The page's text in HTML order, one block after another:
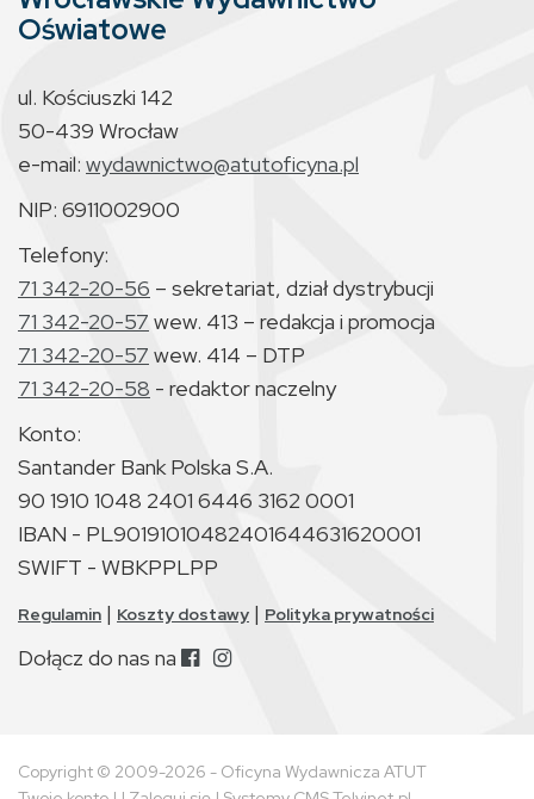
Oświatowe
ul. Kościuszki 142
50-439 Wrocław
e-mail: wydawnictwo@atutoficyna.pl
NIP: 6911002900
Telefony:
71 342-20-56 – sekretariat, dział dystrybucji
71 342-20-57 wew. 413 – redakcja i promocja
71 342-20-57 wew. 414 – DTP
71 342-20-58 - redaktor naczelny
Konto:
Santander Bank Polska S.A.
90 1910 1048 2401 6446 3162 0001
IBAN - PL90191010482401644631620001
SWIFT - WBKPPLPP
Regulamin | Koszty dostawy | Polityka prywatności
Dołącz do nas na
Copyright © 2009-2026 - Oficyna Wydawnicza ATUT